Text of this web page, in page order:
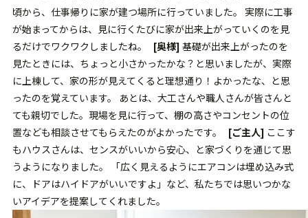
頃から、仕事帰りに家が建つ場所に行っていました。 実際に工事
が始まってからは、見に行くたびに家が出来上がっていくのを見
るだけでワクワクしましたね。 [奥様] 基礎が出来上がったのを
見たときには、ちょっと小さかったかな？と思いましたが、実際
に上棟して、家の形が見えてくると理想通り！よかったな、と思
ったのを覚えています。 あとは、大工さんや職人さんが皆さんと
ても親切でした。現場を見に行って、棚の高さやコンセントの位
置なども相談させてもらえたのがよかったです。 [ご主人] ここす
もハウスさんは、センスがいいから安心、と家づくりを通じて思
うようになりました。 「広く見えるようにエアコンは埋め込み式
に、ドアはハイドアがいいですよ」など、私たちでは思いつかな
いアイデアを提案してくれました。